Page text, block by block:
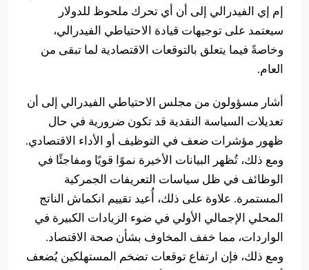
إم إي الفيدرالي إلى أن أي تحرك ملحوظ للدولار
سيعتمد على توجيهات قيادة الاحتياطي الفيدرالي،
وخاصةً فيما يتعلق بالتوقعات الاقتصادية لما تبقى من
العام.
أشار مسؤولون من مجلس الاحتياطي الفيدرالي إلى أن
تعديلات السياسة النقدية قد تكون ضرورية في حال
ظهور مؤشرات ضعف في التوظيف أو الأداء الاقتصادي.
ومع ذلك، تُظهر البيانات الأخيرة نموًا قويًا ومفاجئًا في
الوظائف في ظل سياسات التعريفات الجمركية
المستمرة. علاوة على ذلك، أُعيد تقييم انكماش الناتج
المحلي الإجمالي الأولي في ضوء الزيادات الكبيرة في
الواردات، مما خفف المخاوف بشأن صحة الاقتصاد.
ومع ذلك، فإن ارتفاع توقعات تضخم المستهلكين يُضعف